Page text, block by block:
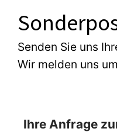
Senden Sie uns
Wir melden uns
Ihre Anfrage